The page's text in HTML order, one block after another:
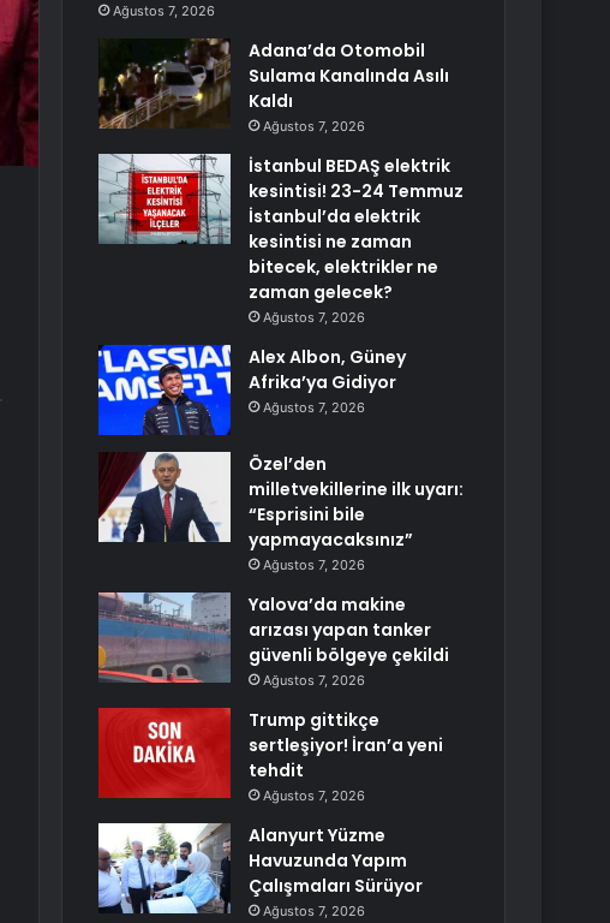
Ağustos 7, 2026
Adana’da Otomobil
Sulama Kanalında Asılı
Kaldı
Ağustos 7, 2026
İstanbul BEDAŞ elektrik
kesintisi! 23-24 Temmuz
İstanbul’da elektrik
kesintisi ne zaman
bitecek, elektrikler ne
zaman gelecek?
Ağustos 7, 2026
Alex Albon, Güney
Afrika’ya Gidiyor
Ağustos 7, 2026
Özel’den
milletvekillerine ilk uyarı:
“Esprisini bile
yapmayacaksınız”
Ağustos 7, 2026
Yalova’da makine
arızası yapan tanker
güvenli bölgeye çekildi
Ağustos 7, 2026
Trump gittikçe
sertleşiyor! İran’a yeni
tehdit
Ağustos 7, 2026
Alanyurt Yüzme
Havuzunda Yapım
Çalışmaları Sürüyor
Ağustos 7, 2026